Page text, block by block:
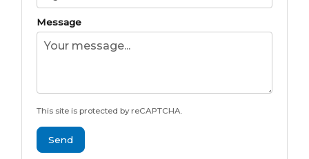
Message
This site is protected by reCAPTCHA.
Send